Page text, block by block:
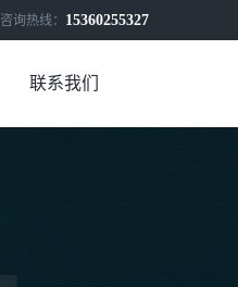
咨询热线： 15360255327
联系我们